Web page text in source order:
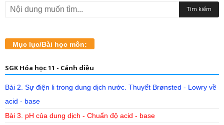
Mục lục/Bài học môn:
SGK Hóa học 11 - Cánh diều
Bài 2. Sự điện li trong dung dịch nước. Thuyết Brønsted - Lowry về
acid - base
Bài 3. pH của dung dịch - Chuẩn độ acid - base